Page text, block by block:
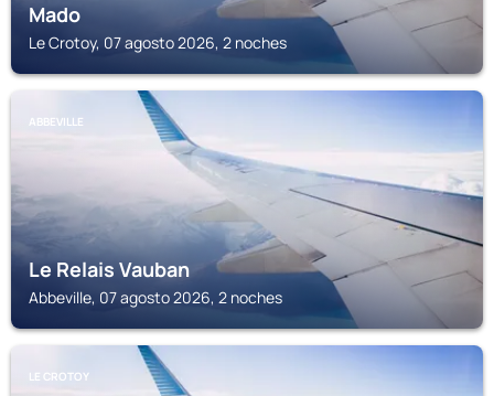
Mado
Le Crotoy, 07 agosto 2026, 2 noches
ABBEVILLE
Le Relais Vauban
Abbeville, 07 agosto 2026, 2 noches
LE CROTOY